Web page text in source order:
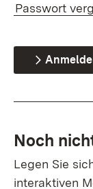
Passwort
Noch
Legen Sie
interaktiven